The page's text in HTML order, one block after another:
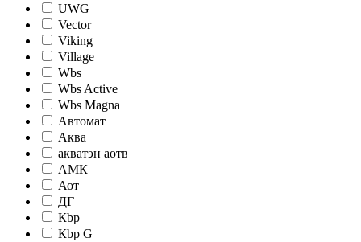
UWG
Vector
Viking
Village
Wbs
Wbs Active
Wbs Magna
Автомат
Аква
акватэн аотв
АМК
Аот
ДГ
Кbр
Кbр G